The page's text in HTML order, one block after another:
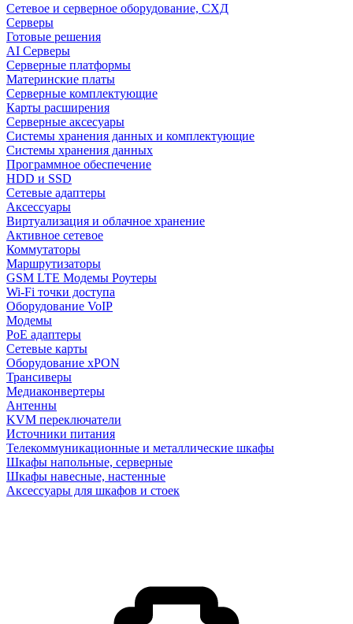
Сетевое и серверное оборудование, СХД
Cерверы
Готовые решения
AI Серверы
Серверные платформы
Материнские платы
Серверные комплектующие
Карты расширения
Серверные аксесуары
Системы хранения данных и комплектующие
Системы хранения данных
Программное обеспечение
HDD и SSD
Сетевые адаптеры
Аксессуары
Виртуализация и облачное хранение
Активное сетевое
Коммутаторы
Маршрутизаторы
GSM LTE Модемы Роутеры
Wi-Fi точки доступа
Оборудование VoIP
Модемы
PoE адаптеры
Сетевые карты
Оборудование xPON
Трансиверы
Медиаконвертеры
Антенны
KVM переключатели
Источники питания
Телекоммуникационные и металлические шкафы
Шкафы напольные, серверные
Шкафы навесные, настенные
Аксессуары для шкафов и стоек